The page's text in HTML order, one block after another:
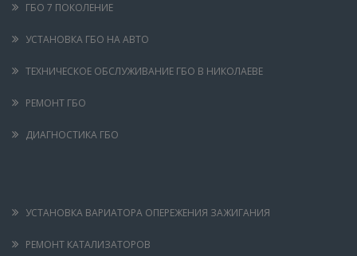
ГБО 7 ПОКОЛЕНИЕ
УСТАНОВКА ГБО НА АВТО
ТЕХНИЧЕСКОЕ ОБСЛУЖИВАНИЕ ГБО В НИКОЛАЕВЕ
РЕМОНТ ГБО
ДИАГНОСТИКА ГБО
УСТАНОВКА ВАРИАТОРА ОПЕРЕЖЕНИЯ ЗАЖИГАНИЯ
РЕМОНТ КАТАЛИЗАТОРОВ